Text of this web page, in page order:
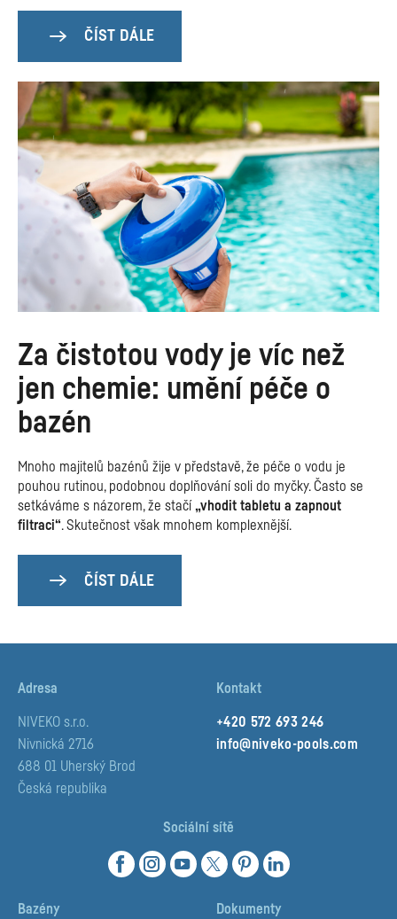
ČÍST DÁLE
Za čistotou vody je víc než
jen chemie: umění péče o
bazén
Mnoho majitelů bazénů žije v představě, že péče o vodu je
pouhou rutinou, podobnou doplňování soli do myčky. Často se
setkáváme s názorem, že stačí „vhodit tabletu a zapnout
filtraci“. Skutečnost však mnohem komplexnější.
ČÍST DÁLE
Adresa
NIVEKO s.r.o.
Nivnická 2716
688 01 Uherský Brod
Česká republika
Kontakt
+420 572 693 246
info@niveko-pools.com
Sociální sítě
Bazény Dokumenty